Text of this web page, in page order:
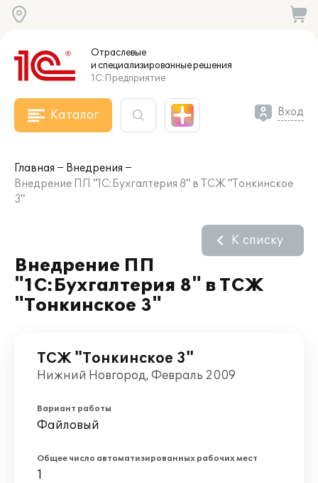
Отраслевые
и специализированныерешения
1С:Предприятие
Каталог Вход
Главная
Внедрения
Внедрение ПП "1С:Бухгалтерия 8" в ТСЖ "Тонкинское
3"
Внедрение ПП
"1С:Бухгалтерия 8" в ТСЖ
"Тонкинское 3"
К списку
ТСЖ "Тонкинское 3"
Нижний Новгород, Февраль 2009
Вариант работы
Файловый
Общее число автоматизированных рабочих мест
1